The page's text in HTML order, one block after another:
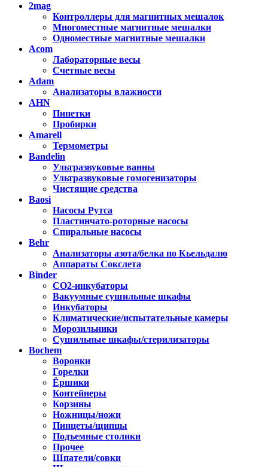
2mag
Контроллеры для магнитных мешалок
Многоместные магнитные мешалки
Одноместные магнитные мешалки
Acom
Лабораторные весы
Счетные весы
Adam
Анализаторы влажности
AHN
Пипетки
Пробирки
Amarell
Термометры
Bandelin
Ультразвуковые ванны
Ультразвуковые гомогенизаторы
Чистящие средства
Baosi
Насосы Рутса
Пластинчато-роторные насосы
Спиральные насосы
Behr
Анализаторы азота/белка по Кьельдалю
Аппараты Сокслета
Binder
CO2-инкубаторы
Вакуумные сушильные шкафы
Инкубаторы
Климатические/испытательные камеры
Морозильники
Сушильные шкафы/стерилизаторы
Bochem
Воронки
Горелки
Ёршики
Контейнеры
Корзины
Ножницы/ножи
Пинцеты/щипцы
Подъемные столики
Прочее
Шпатели/совки